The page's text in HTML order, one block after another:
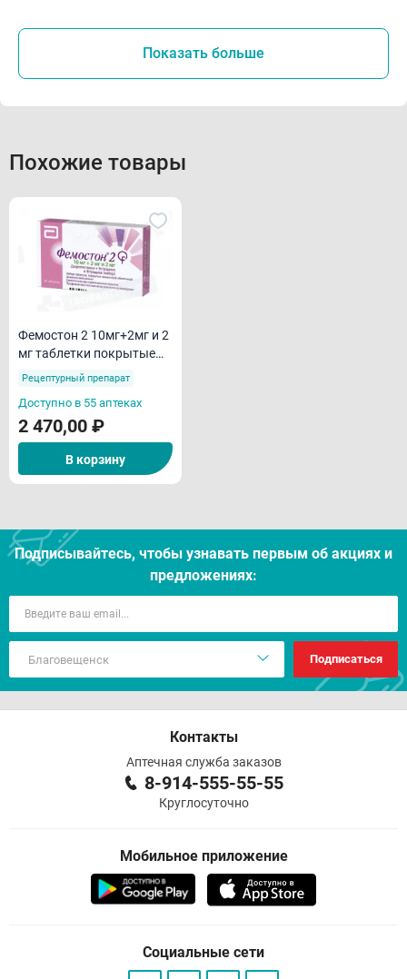
Показать больше
Похожие товары
Фемостон 2 10мг+2мг и 2
мг таблетки покрытые
пленочной оболочкой
Рецептурный препарат
Доступно в 55 аптеках
2 470,00 ₽
В корзину
Подписывайтесь, чтобы узнавать первым об акцияx и
предложениях:
Подписаться
Контакты
Аптечная служба заказов
8-914-555-55-55
Круглосуточно
Мобильное приложение
Социальные сети